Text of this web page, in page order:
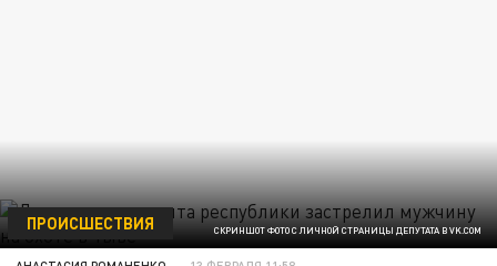
СКРИНШОТ ФОТО С ЛИЧНОЙ СТРАНИЦЫ ДЕПУТАТА В VK.COM
ПРОИСШЕСТВИЯ